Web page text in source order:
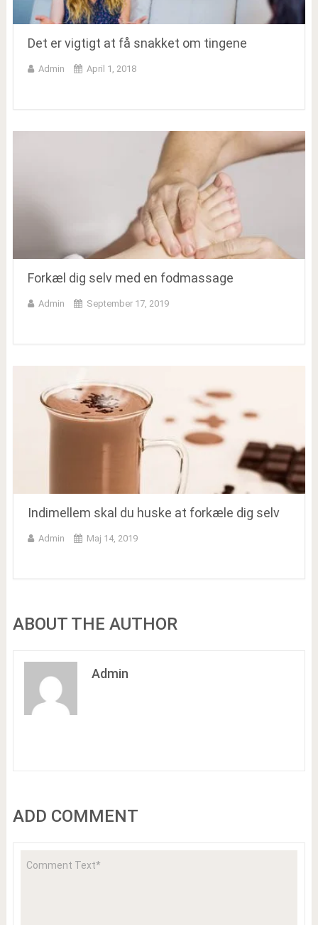
Det er vigtigt at få snakket om tingene
Admin April 1, 2018
Forkæl dig selv med en fodmassage
Admin September 17, 2019
Indimellem skal du huske at forkæle dig selv
Admin Maj 14, 2019
ABOUT THE AUTHOR
Admin
ADD COMMENT